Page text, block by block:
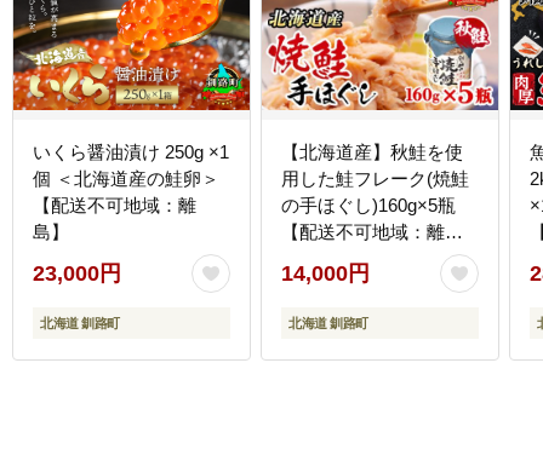
いくら醤油漬け 250g ×1
個 ＜北海道産の鮭卵＞
【配送不可地域：離
島】
23,000円
北海道 釧路町
【北海道産】秋鮭を使
用した鮭フレーク(焼鮭
の手ほぐし)160g×5瓶
【配送不可地域：離
14,000円
北海道 釧路町